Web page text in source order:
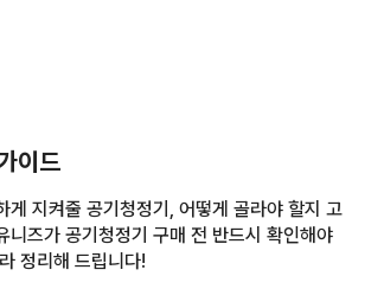
이드
게 지켜줄 공기청정기, 어떻게 골라야 할지 고
니즈가 공기청정기 구매 전 반드시 확인해야
정리해 드립니다!